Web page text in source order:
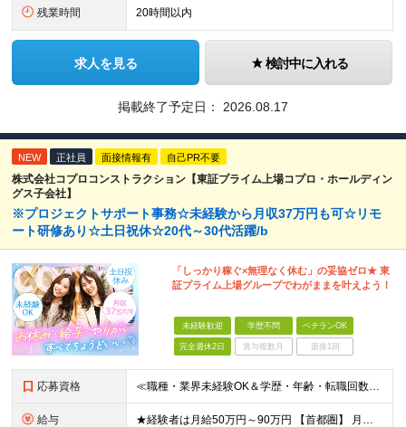
残業時間 20時間以内
求人を見る 検討中に入れる
掲載終了予定日： 2026.08.17
NEW 正社員 面接情報有 自己PR不要
株式会社コプロコンストラクション【東証プライム上場コプロ・ホールディン
グス子会社】
※プロジェクトサポート事務☆未経験から月収37万円も可☆リモ
ート研修あり☆土日祝休☆20代～30代活躍/b
「しっかり稼ぐ×無理なく休む」の妥協ゼロ★ 東
証プライム上場グループでわがままを叶えよう！
未経験歓迎 学歴不問 ベテランOK
完全週休2日 賞与複数月 面接1回
応募資格 ≪職種・業界未経験OK＆学歴・年齢・転職回数不問≫ ◆第二新卒歓迎 ◆社会人経験不問 ◆資格不問 ※新卒の方もご応募可能！ （待遇・募集要項等は別途ご案内いたします） ※入社時期は柔軟に対応します！半
給与 ★経験者は月給50万円～90万円 【首都圏】 月給30万1230円〜 ⇒基本22万7000円+地域6万4230円+皆勤1万円 【群馬/栃木/茨城】 月給28万1090円〜 ⇒基本23万4000円+